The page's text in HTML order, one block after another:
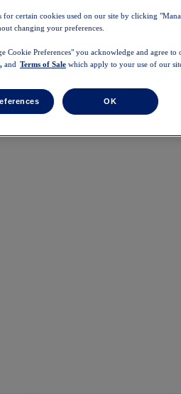
certain cookies used on our site by clicking
changing your preferences.
Cookie Preferences" you acknowledge and agree to
and Terms of Sale which apply to your use of our
OK